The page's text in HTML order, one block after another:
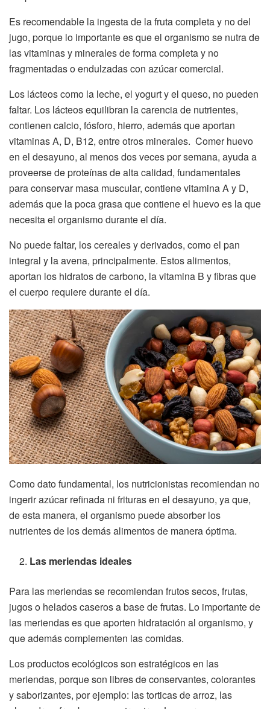
Es recomendable la ingesta de la fruta completa y no del
jugo, porque lo importante es que el organismo se nutra de
las vitaminas y minerales de forma completa y no
fragmentadas o endulzadas con azúcar comercial.
Los lácteos como la leche, el yogurt y el queso, no pueden
faltar. Los lácteos equilibran la carencia de nutrientes,
contienen calcio, fósforo, hierro, además que aportan
vitaminas A, D, B12, entre otros minerales. Comer huevo
en el desayuno, al menos dos veces por semana, ayuda a
proveerse de proteínas de alta calidad, fundamentales
para conservar masa muscular, contiene vitamina A y D,
además que la poca grasa que contiene el huevo es la que
necesita el organismo durante el día.
No puede faltar, los cereales y derivados, como el pan
integral y la avena, principalmente. Estos alimentos,
aportan los hidratos de carbono, la vitamina B y fibras que
el cuerpo requiere durante el día.
Como dato fundamental, los nutricionistas recomiendan no
ingerir azúcar refinada ni frituras en el desayuno, ya que,
de esta manera, el organismo puede absorber los
nutrientes de los demás alimentos de manera óptima.
Las meriendas ideales
Para las meriendas se recomiendan frutos secos, frutas,
jugos o helados caseros a base de frutas. Lo importante de
las meriendas es que aporten hidratación al organismo, y
que además complementen las comidas.
Los productos ecológicos son estratégicos en las
meriendas, porque son libres de conservantes, colorantes
y saborizantes, por ejemplo: las torticas de arroz, las